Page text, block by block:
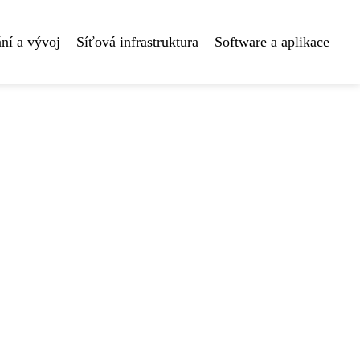
a vývoj Síťová infrastruktura Software a aplikace